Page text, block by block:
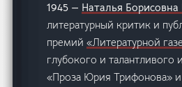
1945 — Наталья
литературный критик и
премий«Литературной
глубокого и талантливого
«Проза Юрия Трифонова» и